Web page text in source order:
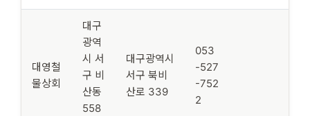
대영철
물상회
대구
광역
시 서
구 비
산동
558
대구광역시
서구 북비
산로 339
053
-527
-752
2